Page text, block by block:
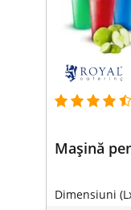
Mașină
Dimensiuni